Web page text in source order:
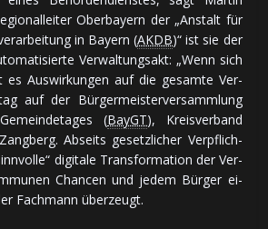
Ober­bayern der „An­stalt für
in Bayern (AKDB)“ ist sie der
Ver­wal­tungs­akt: „Wenn sich
es Aus­wir­kun­gen auf die ge­sam­te Ver­
auf der Bür­ger­meis­ter­ver­samm­lung
(BayGT), Kreis­ver­band
Ab­seits ge­setz­li­cher Ver­pflich­
di­gi­ta­le Trans­for­ma­tion der Ver­
Chan­cen und je­dem Bür­ger ei­
Fach­mann über­zeugt.